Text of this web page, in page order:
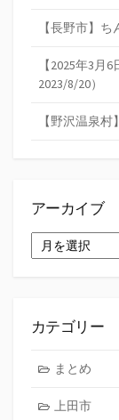
【長野市】
【2025年3月
2023/8/20）
【野沢温泉
アーカイブ
ー
カテゴリー
まとめ
上田市